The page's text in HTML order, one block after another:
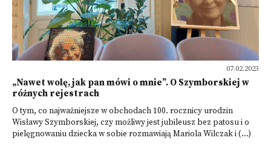
07.02.2023
„Nawet wolę, jak pan mówi o mnie”. O Szymborskiej w
różnych rejestrach
O tym, co najważniejsze w obchodach 100. rocznicy urodzin
Wisławy Szymborskiej, czy możliwy jest jubileusz bez patosu i o
pielęgnowaniu dziecka w sobie rozmawiają Mariola Wilczak i (...)